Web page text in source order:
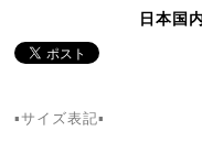
日本国
▪サイズ表記▪